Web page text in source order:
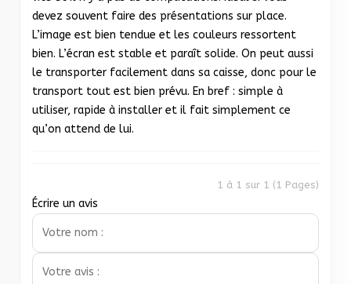
devez souvent faire des présentations sur place.
L’image est bien tendue et les couleurs ressortent
bien. L’écran est stable et paraît solide. On peut aussi
le transporter facilement dans sa caisse, donc pour le
transport tout est bien prévu. En bref : simple à
utiliser, rapide à installer et il fait simplement ce
qu’on attend de lui.
1 à 1 sur 1 (1 Pages)
Écrire un avis